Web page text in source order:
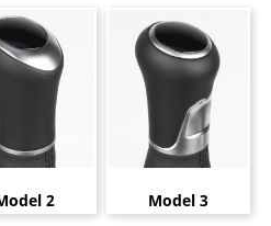
2 Model 3